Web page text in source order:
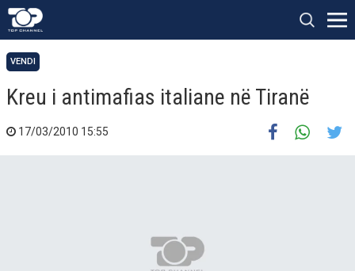
VENDI
Kreu i antimafias italiane në Tiranë
17/03/2010 15:55